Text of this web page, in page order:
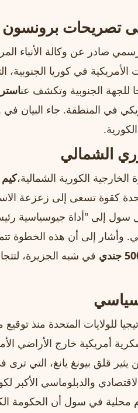
تصريحات برونسون
صادر عن وكالة الأنباء
الأمريكية في كوريا
للجهة الجنوبية وتكشف عن
في المنطقة. جاء البيان في
الشمالي
الكورية الشمالية،
كقوة تسعى إلى زعزعة
سول إلى "أداة جيوسياسية
وأشار إلى أن هذه الخطوة
جندي
في شبه الجزيرة،
أمريكية خارج الأراضي
يثير قلق بيونغ يانغ، التي
والدبلوماسي الأكبر
محلية في سول أن الحكومة